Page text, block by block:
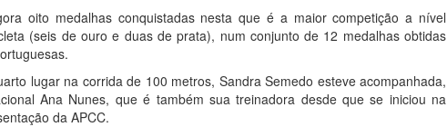
oito medalhas conquistadas nesta que é a maior competição a nível
(seis de ouro e duas de prata), num conjunto de 12 medalhas obtidas
lugar na corrida de 100 metros, Sandra Semedo esteve acompanhada,
Ana Nunes, que é também sua treinadora desde que se iniciou na
da APCC.